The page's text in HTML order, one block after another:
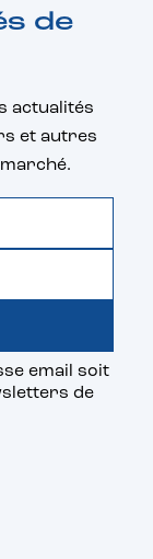
de
actualités
et autres
email soit
de